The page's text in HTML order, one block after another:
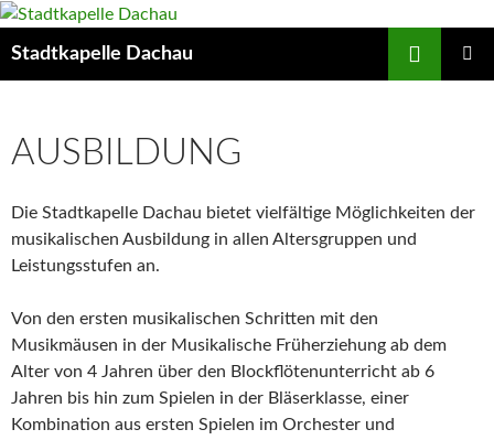
Zum
springen
Stadtkapelle Dachau
AUSBILDUNG
Die Stadtkapelle Dachau bietet vielfältige Möglichkeiten der
musikalischen Ausbildung in allen Altersgruppen und
Leistungsstufen an.
Von den ersten musikalischen Schritten mit den
Musikmäusen in der Musikalische Früherziehung ab dem
Alter von 4 Jahren über den Blockflötenunterricht ab 6
Jahren bis hin zum Spielen in der Bläserklasse, einer
Kombination aus ersten Spielen im Orchester und